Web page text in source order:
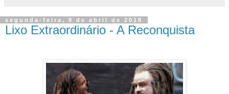
segunda-feira, 9 de abril de 2018
Lixo Extraordinário - A Reconquista